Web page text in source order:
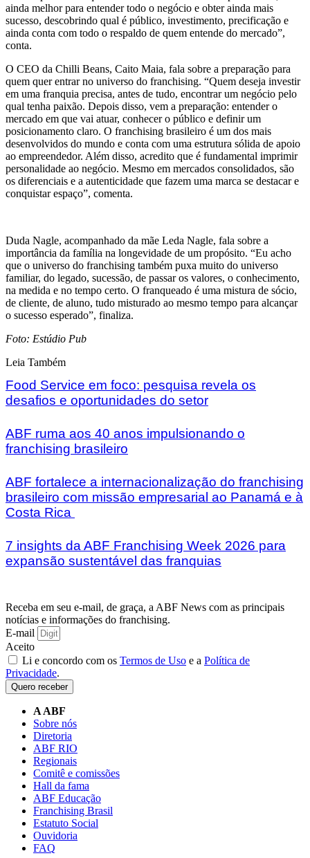
ainda melhor para entender todo o negócio e obter ainda mais
sucesso, descobrindo qual é público, investimento, precificação e
ainda conta com todo o respaldo de quem entende do mercado”,
conta.
O CEO da Chilli Beans, Caito Maia, fala sobre a preparação para
quem quer entrar no universo do franchising. “Quem deseja investir
em uma franquia precisa, antes de tudo, encontrar um negócio pelo
qual tenha paixão. Depois disso, vem a preparação: entender o
mercado em que vai atuar, conhecer o público e definir um
posicionamento claro. O franchising brasileiro é um dos mais
desenvolvidos do mundo e conta com uma estrutura sólida de apoio
ao empreendedor. Além disso, acredito que é fundamental imprimir
personalidade ao negócio. Mesmo em mercados consolidados, são
os diferenciais e a autenticidade que fazem uma marca se destacar e
conquistar espaço”, comenta.
Duda Nagle, acompanhado da mãe Leda Nagle, fala sobre a
importância da família na longevidade de um propósito. “Eu acho
que o universo do franchising também puxa muito do universo
familiar, do legado, sucessão, de passar os valores, o conhecimento,
na medida e no tempo certo. O franqueado é uma mistura de sócio,
de cliente, de aluno, tudo misturado ao mesmo tempo para alcançar
o sucesso esperado”, finaliza.
Foto: Estúdio Pub
Leia Também
Food Service em foco: pesquisa revela os
desafios e oportunidades do setor
ABF ruma aos 40 anos impulsionando o
franchising brasileiro
ABF fortalece a internacionalização do franchising
brasileiro com missão empresarial ao Panamá e à
Costa Rica
7 insights da ABF Franchising Week 2026 para
expansão sustentável das franquias
Receba em seu e-mail, de graça, a ABF News com as principais
notícias e informações do franchising.
E-mail
Aceito
Li e concordo com os Termos de Uso e a Política de
Privacidade.
Quero receber
A ABF
Sobre nós
Diretoria
ABF RIO
Regionais
Comitê e comissões
Hall da fama
ABF Educação
Franchising Brasil
Estatuto Social
Ouvidoria
FAQ